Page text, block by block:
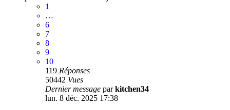
1
…
6
7
8
9
10
119 Réponses
50442 Vues
Dernier message parkitchen34
lun. 8 déc. 2025 17:38